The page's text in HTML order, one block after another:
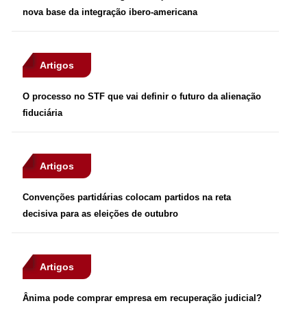
nova base da integração ibero-americana
Artigos
O processo no STF que vai definir o futuro da alienação
fiduciária
Artigos
Convenções partidárias colocam partidos na reta
decisiva para as eleições de outubro
Artigos
Ânima pode comprar empresa em recuperação judicial?